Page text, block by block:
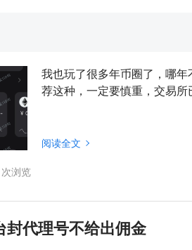
我也玩了很多年币圈了，哪
荐这种，一定要慎重，交易所
阅读全文
次浏览
封代理号不给出佣金